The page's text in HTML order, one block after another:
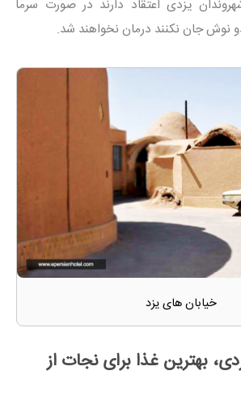
یزدی اعتقاد دارند در صورت سرما
نوش جان نکنند درمان نخواهند شد.
خیابان های یزد
بهترین غذا برای نجات از